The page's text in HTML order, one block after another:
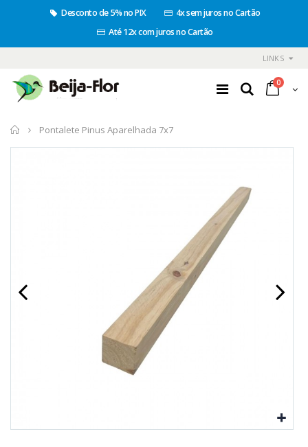
Desconto de 5% no PIX
4x sem juros no Cartão
Até 12x com juros no Cartão
LINKS
0
Início
Pontalete Pinus Aparelhada 7x7